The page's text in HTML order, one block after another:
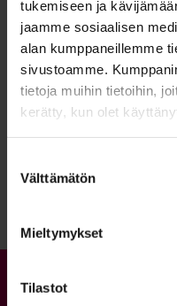
tukemiseen ja
jaamme sosiaalisen
alan kumppaneillemme
sivustoamme.
tietoja muihin tietoihin,
kerätty, kun olet
valinta
Välttämätön
Mieltymykset
Tilastot